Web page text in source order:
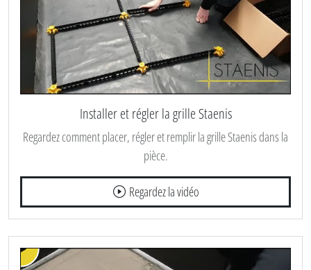
Installer et régler la grille Staenis
Regardez comment placer, régler et remplir la grille Staenis dans la
pièce.
Regardez la vidéo